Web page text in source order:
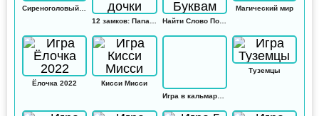
Найти Слово По Буквам
Магический мир
Ёлочка 2022
Кисси Мисси
Игра в кальмара: Амонг ас
Туземцы